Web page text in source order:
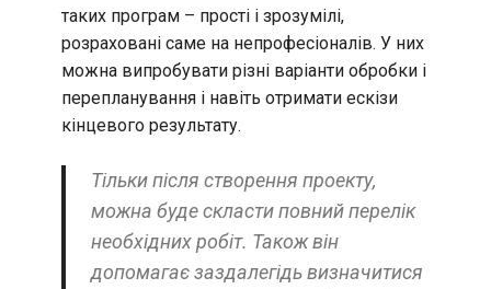
таких програм – прості і зрозумілі,
розраховані саме на непрофесіоналів. У них
можна випробувати різні варіанти обробки і
перепланування і навіть отримати ескізи
кінцевого результату.
Тільки після створення проекту,
можна буде скласти повний перелік
необхідних робіт. Також він
допомагає заздалегідь визначитися